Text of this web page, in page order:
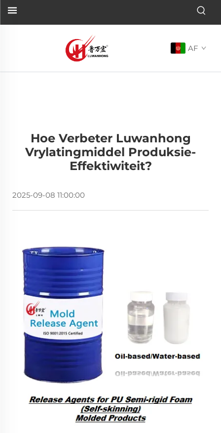
AF
Hoe Verbeter Luwanhong
Vrylatingmiddel Produksie-
Effektiwiteit?
2025-09-08 11:00:00